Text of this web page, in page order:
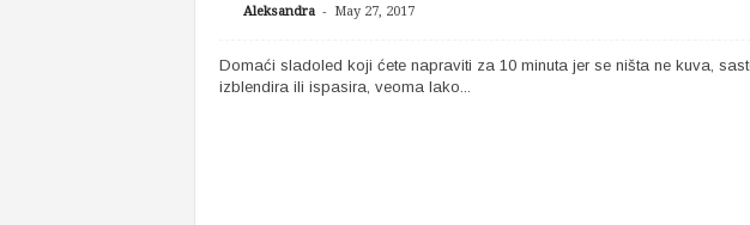
Aleksandra - May 27, 2017
Domaći sladoled koji ćete napraviti za 10 minuta jer se ništa ne kuva,
izblendira ili ispasira, veoma lako...